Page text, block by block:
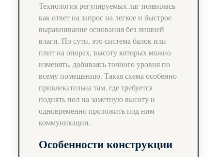
Технология регулируемых лаг появилась
как ответ на запрос на легкое и быстрое
выравнивание основания без лишней
влаги. По сути, это система балок или
плит на опорах, высоту которых можно
изменять, добиваясь точного уровня по
всему помещению. Такая схема особенно
привлекательна там, где требуется
поднять пол на заметную высоту и
одновременно проложить под ним
коммуникации.
Особенности конструкции